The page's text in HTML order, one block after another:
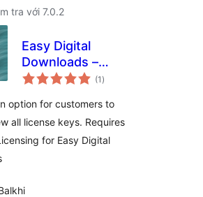
tra với 7.0.2
Easy Digital
Downloads –
Software Licensing
(1 tổng
đánh
)
option for customers to
all license keys. Requires
for Easy Digital